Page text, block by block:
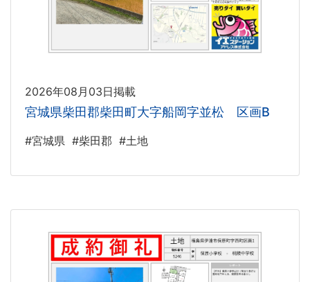
2026年08月03日掲載
宮城県柴田郡柴田町大字船岡字並松 区画B
#宮城県 #柴田郡 #土地